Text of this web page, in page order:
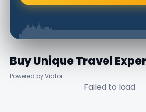
Buy Unique Travel
Powered by Viator
Failed to load